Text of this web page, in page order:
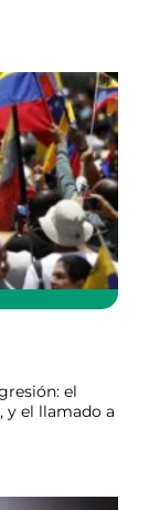
el
el llamado a